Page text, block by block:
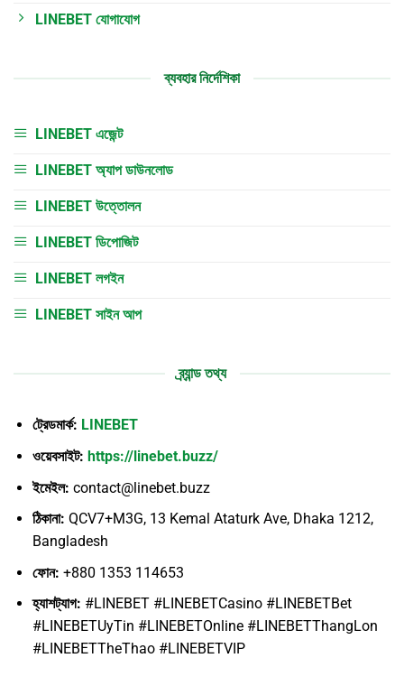
LINEBET যোগাযোগ
ব্যবহার নির্দেশিকা
LINEBET এজেন্ট
LINEBET অ্যাপ ডাউনলোড
LINEBET উত্তোলন
LINEBET ডিপোজিট
LINEBET লগইন
LINEBET সাইন আপ
ব্র্যান্ড তথ্য
ট্রেডমার্ক: LINEBET
ওয়েবসাইট: https://linebet.buzz/
ইমেইল: contact@linebet.buzz
ঠিকানা: QCV7+M3G, 13 Kemal Ataturk Ave, Dhaka 1212,
Bangladesh
ফোন: +880 1353 114653
হ্যাশট্যাগ: #LINEBET #LINEBETCasino #LINEBETBet
#LINEBETUyTin #LINEBETOnline #LINEBETThangLon
#LINEBETTheThao #LINEBETVIP